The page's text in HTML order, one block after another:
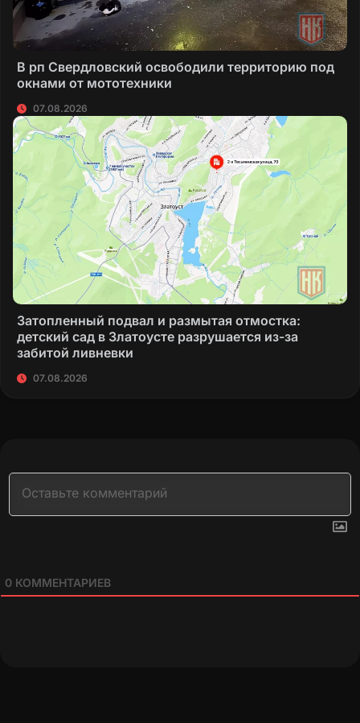
В рп Свердловский освободили территорию под
окнами от мототехники
07.08.2026
Затопленный подвал и размытая отмостка:
детский сад в Златоусте разрушается из-за
забитой ливневки
07.08.2026
0 КОММЕНТАРИЕВ